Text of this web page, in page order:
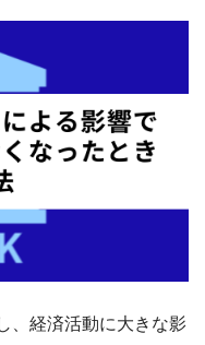
、経済活動に大きな影